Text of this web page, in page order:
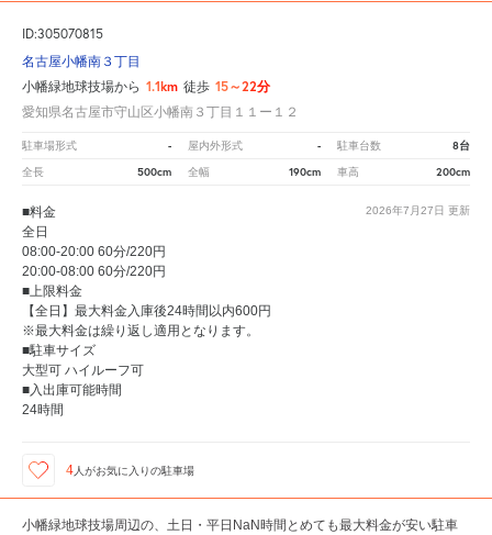
ID:305070815
名古屋小幡南３丁目
小幡緑地球技場から 1.1km 徒歩 15～22分
愛知県名古屋市守山区小幡南３丁目１１ー１２
駐車場形式 - 屋内外形式 - 駐車台数 8台
全長 500cm 全幅 190cm 車高 200cm
2026年7月27日 更新
■料金
全日
08:00-20:00 60分/220円
20:00-08:00 60分/220円
■上限料金
【全日】最大料金入庫後24時間以内600円
※最大料金は繰り返し適用となります。
■駐車サイズ
大型可 ハイルーフ可
■入出庫可能時間
24時間
4 人がお気に入りの駐車場
小幡緑地球技場周辺の、土日・平日NaN時間とめても最大料金が安い駐車